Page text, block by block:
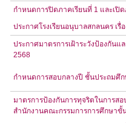
กำหนดการปิดภาคเรียนที่ 1 และเปิ
ประกาศโรงเรียนอนุบาลสกลนคร เ
ประกาศมาตรการเฝ้าระวังป้องกัน
2568
กำหนดการสอบกลางปี ชั้นประถมศึ
มาตรการป้องกันการทุจริตในการส
สำนักงานคณะกรรมการการศึกษาขั้